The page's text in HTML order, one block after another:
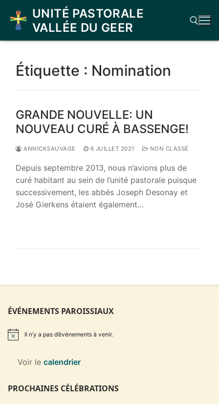
contenu
UNITÉ PASTORALE
VALLÉE DU GEER
Étiquette : Nomination
GRANDE NOUVELLE: UN
NOUVEAU CURÉ À BASSENGE!
ANNICKSAUVAGE 6 JUILLET 2021 NON CLASSÉ
Depuis septembre 2013, nous n’avions plus de
curé habitant au sein de l’unité pastorale puisque
successivement, les abbés Joseph Desonay et
José Gierkens étaient également…
ÉVÉNEMENTS PAROISSIAUX
NoticeIl n’y a pas d’évènements à venir.
Voir le calendrier
PROCHAINES CÉLÉBRATIONS